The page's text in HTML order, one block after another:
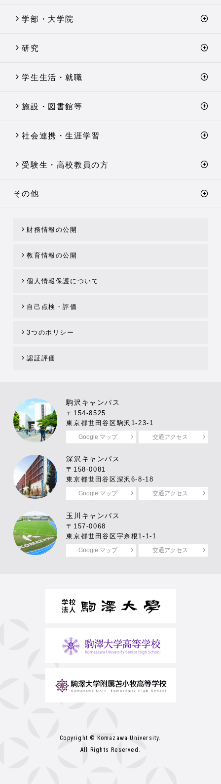
学部・大学院
研究
学生生活・就職
施設・図書館等
社会連携・生涯学習
受験生・高校教員の方
その他
財務情報の公開
教育情報の公開
個人情報保護について
自己点検・評価
3つのポリシー
認証評価
駒沢キャンパス
〒154-8525
東京都世田谷区駒沢1-23-1
Google マップ 交通アクセス
深沢キャンパス
〒158-0081
東京都世田谷区深沢6-8-18
Google マップ 交通アクセス
玉川キャンパス
〒157-0068
東京都世田谷区宇奈根1-1-1
Google マップ 交通アクセス
Copyright © Komazawa University.
All Rights Reserved.